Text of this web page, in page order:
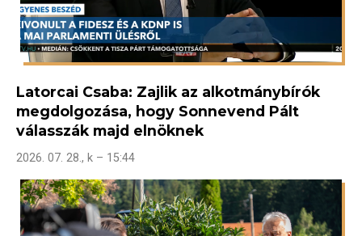
Latorcai Csaba: Zajlik az alkotmánybírók
megdolgozása, hogy Sonnevend Pált
válasszák majd elnöknek
2026. 07. 28., k – 15:44